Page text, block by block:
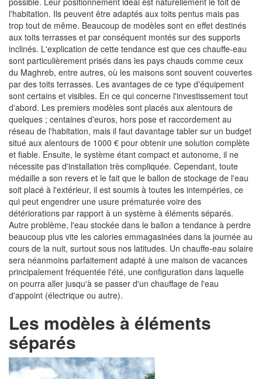
l'habitation. Ils peuvent être adaptés aux toits pentus mais pas
trop tout de même. Beaucoup de modèles sont en effet destinés
aux toits terrasses et par conséquent montés sur des supports
inclinés. L'explication de cette tendance est que ces chauffe-eau
sont particulièrement prisés dans les pays chauds comme ceux
du Maghreb, entre autres, où les maisons sont souvent couvertes
par des toits terrasses. Les avantages de ce type d'équipement
sont certains et visibles. En ce qui concerne l'investissement tout
d'abord. Les premiers modèles sont placés aux alentours de
quelques ; centaines d'euros, hors pose et raccordement au
réseau de l'habitation, mais il faut davantage tabler sur un budget
situé aux alentours de 1000 € pour obtenir une solution complète
et fiable. Ensuite, le système étant compact et autonome, il ne
nécessite pas d'installation très compliquée. Cependant, toute
médaille a son revers et le fait que le ballon de stockage de l'eau
soit placé à l'extérieur, il est soumis à toutes les intempéries, ce
qui peut engendrer une usure prématurée voire des
détériorations par rapport à un système à éléments séparés.
Autre problème, l'eau stockée dans le ballon a tendance à perdre
beaucoup plus vite les calories emmagasinées dans la journée au
cours de la nuit, surtout sous nos latitudes. Un chauffe-eau solaire
sera néanmoins parfaitement adapté à une maison de vacances
principalement fréquentée l'été, une configuration dans laquelle
on pourra aller jusqu'à se passer d'un chauffage de l'eau
d'appoint (électrique ou autre).
Les modèles à éléments
séparés